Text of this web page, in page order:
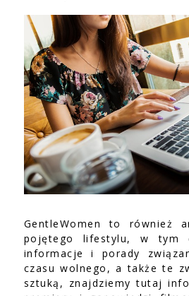
GentleWomen to również
pojętego lifestylu, w tym
informacje i porady
czasu wolnego, a także te
sztuką, znajdziemy tutaj